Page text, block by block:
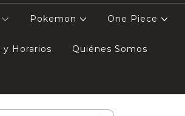
Pokemon One Piece
y Horarios Quiénes Somos